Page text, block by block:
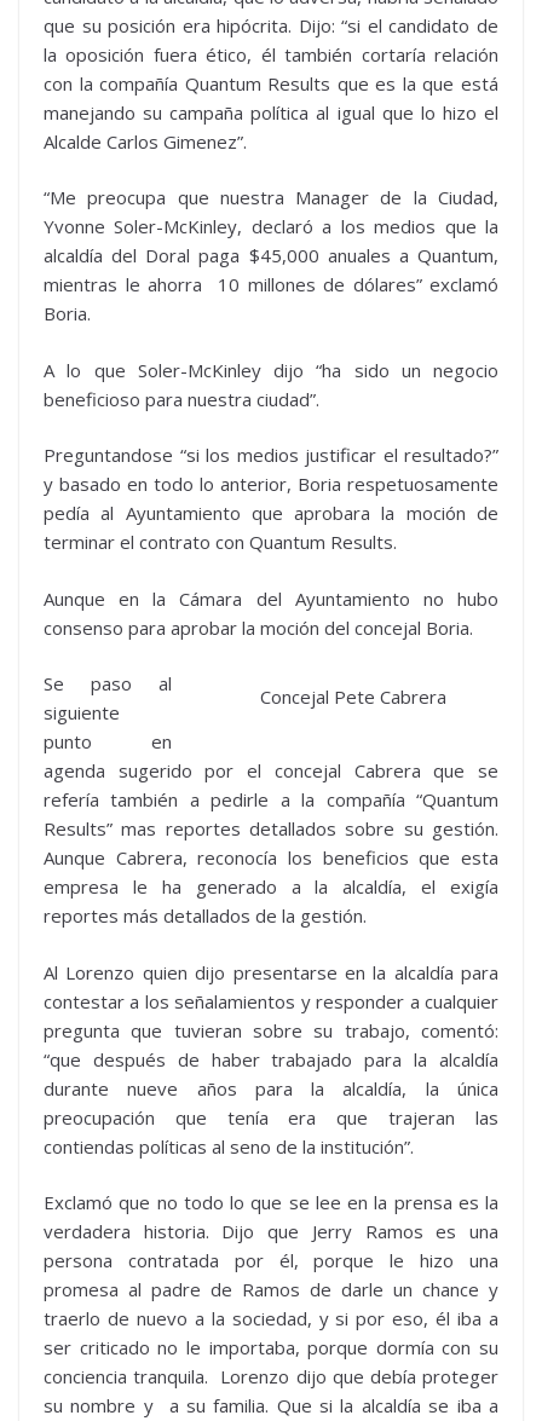
que su posición era hipócrita. Dijo: “si el candidato de
la oposición fuera ético, él también cortaría relación
con la compañía Quantum Results que es la que está
manejando su campaña política al igual que lo hizo el
Alcalde Carlos Gimenez”.
“Me preocupa que nuestra Manager de la Ciudad,
Yvonne Soler-McKinley, declaró a los medios que la
alcaldía del Doral paga $45,000 anuales a Quantum,
mientras le ahorra 10 millones de dólares” exclamó
Boria.
A lo que Soler-McKinley dijo “ha sido un negocio
beneficioso para nuestra ciudad”.
Preguntandose “si los medios justificar el resultado?”
y basado en todo lo anterior, Boria respetuosamente
pedía al Ayuntamiento que aprobara la moción de
terminar el contrato con Quantum Results.
Aunque en la Cámara del Ayuntamiento no hubo
consenso para aprobar la moción del concejal Boria.
Concejal Pete Cabrera
Se paso al
siguiente
punto en
agenda sugerido por el concejal Cabrera que se
refería también a pedirle a la compañía “Quantum
Results” mas reportes detallados sobre su gestión.
Aunque Cabrera, reconocía los beneficios que esta
empresa le ha generado a la alcaldía, el exigía
reportes más detallados de la gestión.
Al Lorenzo quien dijo presentarse en la alcaldía para
contestar a los señalamientos y responder a cualquier
pregunta que tuvieran sobre su trabajo, comentó:
“que después de haber trabajado para la alcaldía
durante nueve años para la alcaldía, la única
preocupación que tenía era que trajeran las
contiendas políticas al seno de la institución”.
Exclamó que no todo lo que se lee en la prensa es la
verdadera historia. Dijo que Jerry Ramos es una
persona contratada por él, porque le hizo una
promesa al padre de Ramos de darle un chance y
traerlo de nuevo a la sociedad, y si por eso, él iba a
ser criticado no le importaba, porque dormía con su
conciencia tranquila. Lorenzo dijo que debía proteger
su nombre y a su familia. Que si la alcaldía se iba a